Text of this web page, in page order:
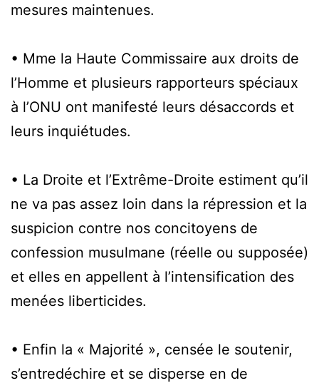
mesures maintenues.
• Mme la Haute Commissaire aux droits de
l’Homme et plusieurs rapporteurs spéciaux
à l’ONU ont manifesté leurs désaccords et
leurs inquiétudes.
• La Droite et l’Extrême-Droite estiment qu’il
ne va pas assez loin dans la répression et la
suspicion contre nos concitoyens de
confession musulmane (réelle ou supposée)
et elles en appellent à l’intensification des
menées liberticides.
• Enfin la « Majorité », censée le soutenir,
s’entredéchire et se disperse en de